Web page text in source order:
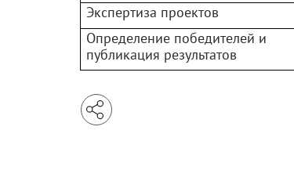
Экспертиза проектов
Определение победителей и
публикация результатов